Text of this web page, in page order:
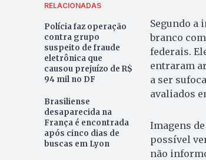
RELACIONADAS
Polícia faz operação
contra grupo
suspeito de fraude
eletrônica que
causou prejuízo de R$
94 mil no DF
Brasiliense
desaparecida na
França é encontrada
após cinco dias de
buscas em Lyon
Segundo a
branco
federais.
entraram
a ser
avaliados
Imagens
possível
não